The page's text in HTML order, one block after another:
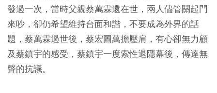
發過一次，當時父親蔡萬霖還在世，兩人儘管關起門
來吵，卻仍希望維持台面和諧，不要成為外界的話
題，蔡萬霖過世後，蔡宏圖萬擔壓肩，有心卻無力顧
及蔡鎮宇的感受，蔡鎮宇一度索性退隱幕後，傳達無
聲的抗議。